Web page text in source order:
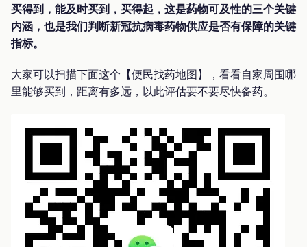
买得到，能及时买到，买得起，这是药物可及性的三个关键
内涵，也是我们判断新冠抗病毒药物供应是否有保障的关键
指标。
大家可以扫描下面这个【便民找药地图】，看看自家周围哪
里能够买到，距离有多远，以此评估要不要尽快备药。